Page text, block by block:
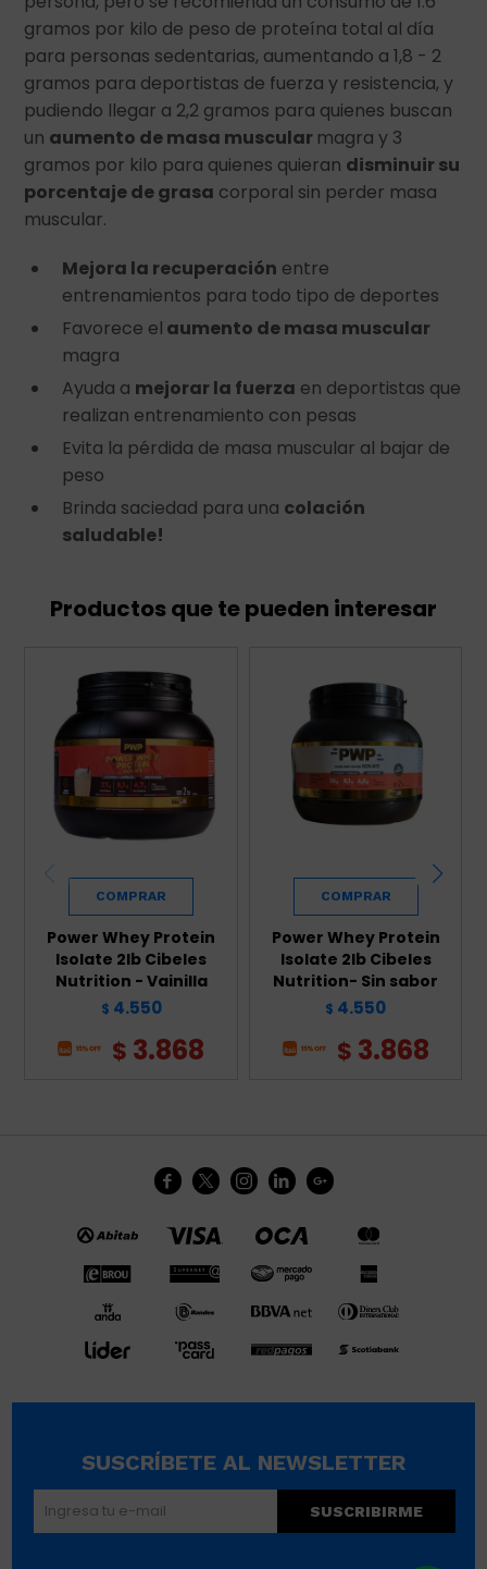
gramos por kilo de peso de proteína total al día
para personas sedentarias, aumentando a 1,8 - 2
gramos para deportistas de fuerza y resistencia, y
pudiendo llegar a 2,2 gramos para quienes buscan
un aumento de masa muscular magra y 3
gramos por kilo para quienes quieran disminuir su
porcentaje de grasa corporal sin perder masa
muscular.
Mejora la recuperación entre
entrenamientos para todo tipo de deportes
Favorece el aumento de masa muscular
magra
Ayuda a mejorar la fuerza en deportistas que
realizan entrenamiento con pesas
Evita la pérdida de masa muscular al bajar de
peso
Brinda saciedad para una colación
saludable!
Productos que te pueden interesar
Power Whey Protein
Isolate 2lb Cibeles
Nutrition - Vainilla
$ 4.550
$ 3.868
Power Whey Protein
Isolate 2lb Cibeles
Nutrition- Sin sabor
$ 4.550
$ 3.868
    
SUSCRÍBETE AL NEWSLETTER
SUSCRIBIRME